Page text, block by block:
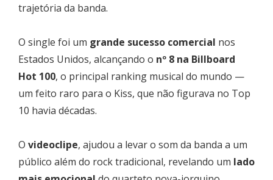
trajetória da banda.
O single foi um grande sucesso comercial nos
Estados Unidos, alcançando o nº 8 na Billboard
Hot 100, o principal ranking musical do mundo —
um feito raro para o Kiss, que não figurava no Top
10 havia décadas.
O videoclipe, ajudou a levar o som da banda a um
público além do rock tradicional, revelando um lado